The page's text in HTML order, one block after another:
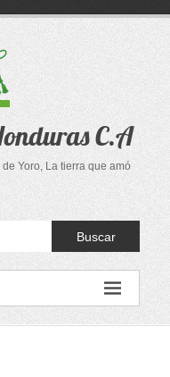
C.A
Yoro, La tierra que amó
Buscar